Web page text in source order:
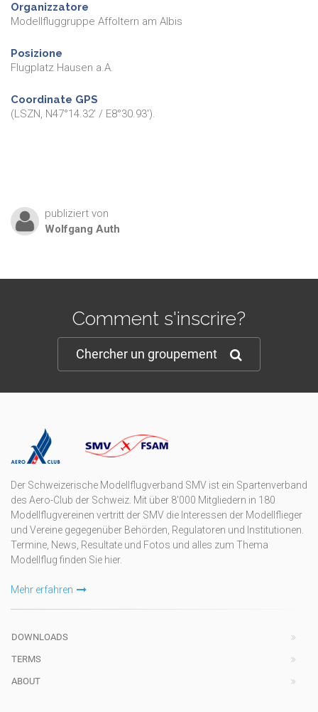
Organizzatore
Modellfluggruppe Affoltern am Albis
Posizione
Flugplatz Hausen a.A.
Coordinate GPS
(LSZN, N47°14.32' / E8°30.93').
publiziert von
Wolfgang Auth
Comment s'inscrire?
Chercher un groupement
Der Schweizerische Modellflugverband SMV ist ein Spartenverband
des Aero-Club der Schweiz. Mit über 8'000 Mitgliedern in 180
Modellflugvereinen vertritt der SMV die Interessen der Modellflieger
und Vereine gegegenüber Behörden, Regulatoren und Institutionen.
Termine, News, Resultate und Fotos und alles zum Thema
Modellflug finden Sie hier.
Mehr erfahren
DOWNLOADS
TERMS
ABOUT